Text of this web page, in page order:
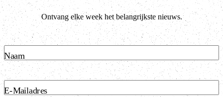
Ontvang elke week het belangrijkste nieuws.
Naam
E-Mailadres